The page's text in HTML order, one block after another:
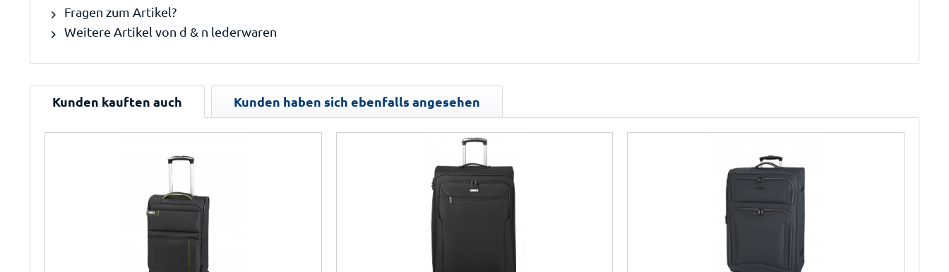
Fragen zum Artikel?
Weitere Artikel von d & n lederwaren
Kunden kauften auch Kunden haben sich ebenfalls angesehen